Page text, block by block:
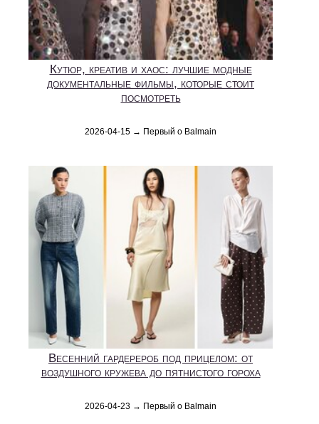
Кутюр, креатив и хаос: лучшие модные
документальные фильмы, которые стоит
посмотреть
2026-04-15 → Первый о Balmain
Весенний гардерероб под прицелом: от
воздушного кружева до пятнистого гороха
2026-04-23 → Первый о Balmain